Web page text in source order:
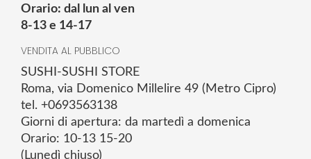
Orario: dal lun al ven
8-13 e 14-17
VENDITA AL PUBBLICO
SUSHI-SUSHI STORE
Roma, via Domenico Millelire 49 (Metro Cipro)
tel. +0693563138
Giorni di apertura: da martedì a domenica
Orario: 10-13 15-20
(Lunedì chiuso)